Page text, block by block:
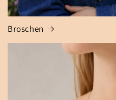
Broschen